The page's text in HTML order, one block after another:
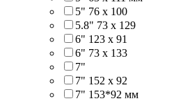
5" 76 х 100
5.8" 73 x 129
6" 123 х 91
6" 73 х 133
7"
7" 152 x 92
7" 153*92 мм